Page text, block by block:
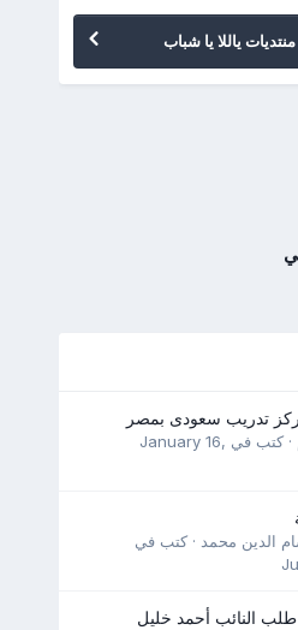
ياللا يا شباب
تدريب سعودى بمصر
· كتب في January 16,
الدين محمد · كتب في
النائب أحمد خليل